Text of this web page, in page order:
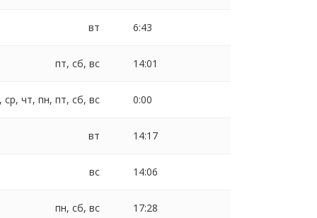
вт 6:43
пт, сб, вс 14:01
ср, чт, пн, пт, сб, вс 0:00
вт 14:17
вс 14:06
пн, сб, вс 17:28